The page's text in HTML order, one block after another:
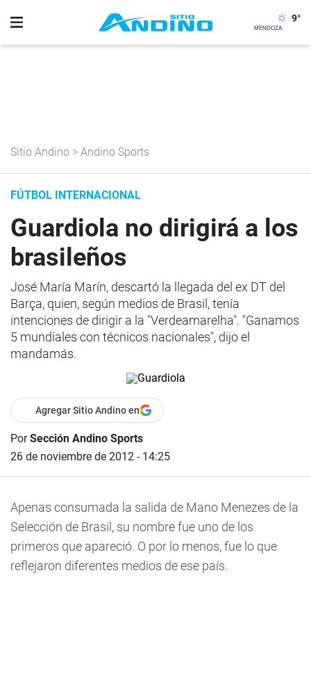
9°
Sitio Andino > Andino Sports
FÚTBOL INTERNACIONAL
Guardiola no dirigirá a los
brasileños
José María Marín, descartó la llegada del ex DT del
Barça, quien, según medios de Brasil, tenía
intenciones de dirigir a la "Verdeamarelha". "Ganamos
5 mundiales con técnicos nacionales", dijo el
mandamás.
Agregar Sitio Andino en
PorSección Andino Sports
26 de noviembre de 2012 - 14:25
Apenas consumada la salida de Mano Menezes de la
Selección de Brasil, su nombre fue uno de los
primeros que apareció. O por lo menos, fue lo que
reflejaron diferentes medios de ese país.